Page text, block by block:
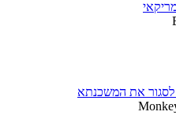
את המשכנתא